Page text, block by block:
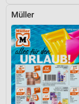
Müller